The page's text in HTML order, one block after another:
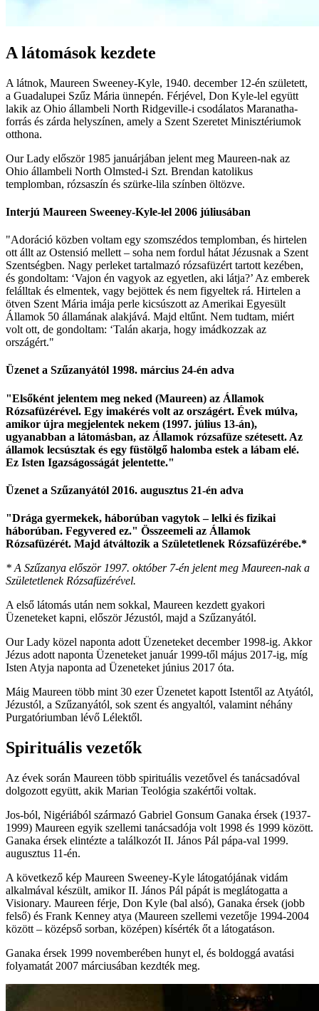
A látomások kezdete
A látnok, Maureen Sweeney-Kyle, 1940. december 12-én született,
a Guadalupei Szűz Mária ünnepén. Férjével, Don Kyle-lel együtt
lakik az Ohio állambeli North Ridgeville-i csodálatos Maranatha-
forrás és zárda helyszínen, amely a Szent Szeretet Minisztériumok
otthona.
Our Lady először 1985 januárjában jelent meg Maureen-nak az
Ohio állambeli North Olmsted-i Szt. Brendan katolikus
templomban, rózsaszín és szürke-lila színben öltözve.
Interjú Maureen Sweeney-Kyle-lel 2006 júliusában
"Adoráció közben voltam egy szomszédos templomban, és hirtelen
ott állt az Ostensió mellett – soha nem fordul hátat Jézusnak a Szent
Szentségben. Nagy perleket tartalmazó rózsafüzért tartott kezében,
és gondoltam: ‘Vajon én vagyok az egyetlen, aki látja?’ Az emberek
felálltak és elmentek, vagy bejöttek és nem figyeltek rá. Hirtelen a
ötven Szent Mária imája perle kicsúszott az Amerikai Egyesült
Államok 50 államának alakjává. Majd eltűnt. Nem tudtam, miért
volt ott, de gondoltam: ‘Talán akarja, hogy imádkozzak az
országért."
Üzenet a Szűzanyától 1998. március 24-én adva
"Elsőként jelentem meg neked (Maureen) az Államok
Rózsafüzérével. Egy imakérés volt az országért. Évek múlva,
amikor újra megjelentek nekem (1997. július 13-án),
ugyanabban a látomásban, az Államok rózsafüze szétesett. Az
államok lecsúsztak és egy füstölgő halomba estek a lábam elé.
Ez Isten Igazságosságát jelentette."
Üzenet a Szűzanyától 2016. augusztus 21-én adva
"Drága gyermekek, háborúban vagytok – lelki és fizikai
háborúban. Fegyvered ez." Összeemeli az Államok
Rózsafüzérét. Majd átváltozik a Születetlenek Rózsafüzérébe.*
* A Szűzanya először 1997. október 7-én jelent meg Maureen-nak a
Születetlenek Rózsafüzérével.
A első látomás után nem sokkal, Maureen kezdett gyakori
Üzeneteket kapni, először Jézustól, majd a Szűzanyától.
Our Lady közel naponta adott Üzeneteket december 1998-ig. Akkor
Jézus adott naponta Üzeneteket január 1999-től május 2017-ig, míg
Isten Atyja naponta ad Üzeneteket június 2017 óta.
Máig Maureen több mint 30 ezer Üzenetet kapott Istentől az Atyától,
Jézustól, a Szűzanyától, sok szent és angyaltól, valamint néhány
Purgatóriumban lévő Lélektől.
Spirituális vezetők
Az évek során Maureen több spirituális vezetővel és tanácsadóval
dolgozott együtt, akik Marian Teológia szakértői voltak.
Jos-ból, Nigériából származó Gabriel Gonsum Ganaka érsek (1937-
1999) Maureen egyik szellemi tanácsadója volt 1998 és 1999 között.
Ganaka érsek elintézte a találkozót II. János Pál pápa-val 1999.
augusztus 11-én.
A következő kép Maureen Sweeney-Kyle látogatójának vidám
alkalmával készült, amikor II. János Pál pápát is meglátogatta a
Visionary. Maureen férje, Don Kyle (bal alsó), Ganaka érsek (jobb
felső) és Frank Kenney atya (Maureen szellemi vezetője 1994-2004
között – középső sorban, középen) kísérték őt a látogatáson.
Ganaka érsek 1999 novemberében hunyt el, és boldoggá avatási
folyamatát 2007 márciusában kezdték meg.